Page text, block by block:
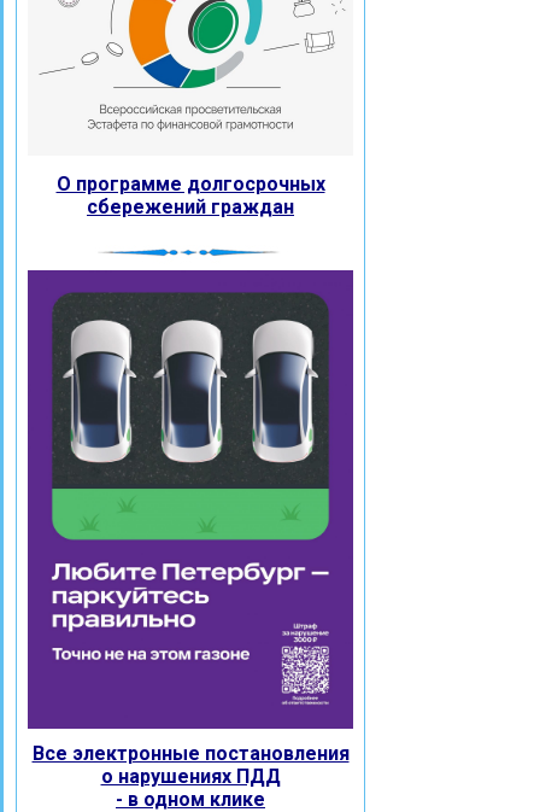
О программе долгосрочных
сбережений граждан
Все электронные постановления
о нарушениях ПДД
- в одном клике